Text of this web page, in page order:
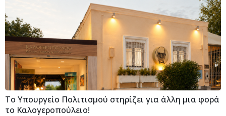
Το Υπουργείο Πολιτισμού στηρίζει για άλλη μια φορά
το Καλογεροπούλειο!